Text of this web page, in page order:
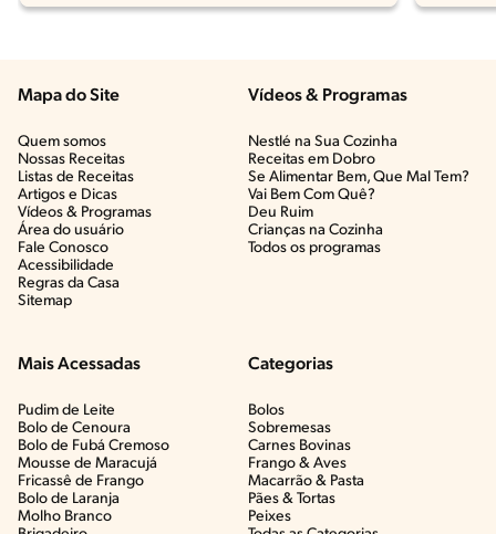
Mapa do Site
Quem somos
Nossas Receitas
Listas de Receitas​
Artigos e Dicas​
Vídeos & Programas​
Área do usuário
Fale Conosco
Acessibilidade
Regras da Casa
Sitemap
Vídeos & Programas​
Nestlé na Sua Cozinha
Receitas em Dobro
Se Alimentar Bem, Que Mal Tem?​
Vai Bem Com Quê?​
Deu Ruim​
Crianças na Cozinha​
Todos os programas
Mais Acessadas
Pudim de Leite
Bolo de Cenoura
Bolo de Fubá Cremoso
Mousse de Maracujá
Fricassê de Frango
Bolo de Laranja
Molho Branco
Categorias
Bolos
Sobremesas
Carnes Bovinas​
Frango & Aves​
Macarrão & Pasta​
Pães & Tortas​
Peixes